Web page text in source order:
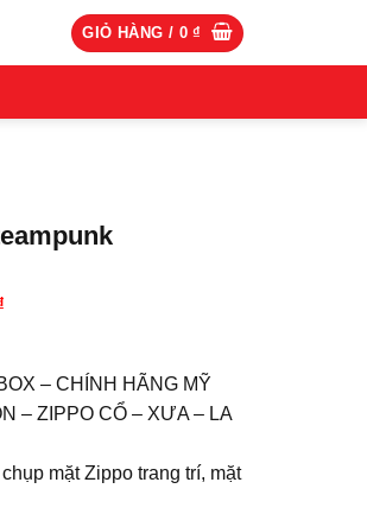
GIỎ HÀNG / 0₫
₫.
Giá
là:
920.000 ₫.
– CHÍNH HÃNG MỸ
– ZIPPO CỔ – XƯA – LA
mặt Zippo trang trí, mặt